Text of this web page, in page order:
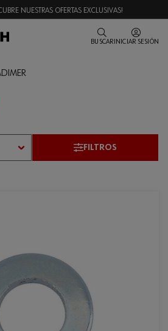
NUESTRAS OFERTAS EXCLUSIVAS!
BUSCAR INICIAR SESIÓN
FILTROS